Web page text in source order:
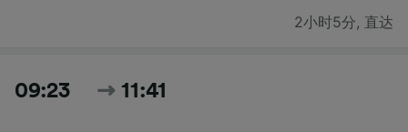
2小时5分, 直达
09:23 11:41